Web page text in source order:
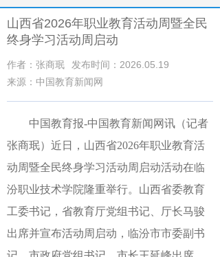
山西省2026年职业教育活动周暨全民
终身学习活动周启动
作者：张商珉
发布时间：2026.05.19
来源：中国教育新闻网
中国教育报-中国教育新闻网讯（记者
张商珉） 近日，山西省2026年职业教育活
动周暨全民终身学习活动周启动活动在临
汾职业技术学院隆重举行。山西省委教育
工委书记，省教育厅党组书记、厅长马骏
出席并宣布活动周启动，临汾市市委副书